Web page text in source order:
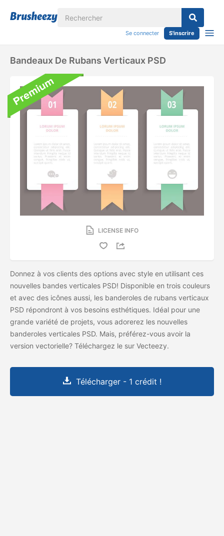
Se connecter S'inscrire
Bandeaux De Rubans Verticaux PSD
LICENSE INFO
Donnez à vos clients des options avec style en utilisant ces
nouvelles bandes verticales PSD! Disponible en trois couleurs
et avec des icônes aussi, les banderoles de rubans verticaux
PSD répondront à vos besoins esthétiques. Idéal pour une
grande variété de projets, vous adorerez les nouvelles
banderoles verticales PSD. Mais, préférez-vous avoir la
version vectorielle? Téléchargez le sur Vecteezy.
Télécharger - 1 crédit !